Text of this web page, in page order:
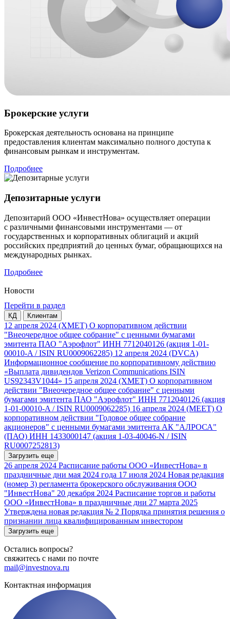
Брокерские услуги
Брокерская деятельность основана на принципе
предоставления клиентам максимально полного доступа к
финансовым рынкам и инструментам.
Подробнее
Депозитарные услуги
Депозитарий ООО «ИнвестНова» осуществляет операции
с различными финансовыми инструментами — от
государственных и корпоративных облигаций и акций
российских предприятий до ценных бумаг, обращающихся на
международных рынках.
Подробнее
Новости
Перейти в раздел
КД Клиентам
12 апреля 2024 (XMET) О корпоративном действии
"Внеочередное общее собрание" с ценными бумагами
эмитента ПАО "Аэрофлот" ИНН 7712040126 (акция 1-01-
00010-A / ISIN RU0009062285) 12 апреля 2024 (DVCA)
Информационное сообщение по корпоративному действию
«Выплата дивидендов Verizon Communications ISIN
US92343V1044» 15 апреля 2024 (XMET) О корпоративном
действии "Внеочередное общее собрание" с ценными
бумагами эмитента ПАО "Аэрофлот" ИНН 7712040126 (акция
1-01-00010-A / ISIN RU0009062285) 16 апреля 2024 (MEET) О
корпоративном действии "Годовое общее собрание
акционеров" с ценными бумагами эмитента АК "АЛРОСА"
(ПАО) ИНН 1433000147 (акция 1-03-40046-N / ISIN
RU0007252813)
Загрузить еще
26 апреля 2024 Расписание работы ООО «ИнвестНова» в
праздничные дни мая 2024 года 17 июля 2024 Новая редакция
(номер 3) регламента брокерского обслуживания ООО
"ИнвестНова" 20 декабря 2024 Расписание торгов и работы
ООО «ИнвестНова» в праздничные дни 27 марта 2025
Утверждена новая редакция № 2 Порядка принятия решения о
признании лица квалифицированным инвестором
Загрузить еще
Остались вопросы?
свяжитесь с нами по почте
mail@investnova.ru
Контактная информация